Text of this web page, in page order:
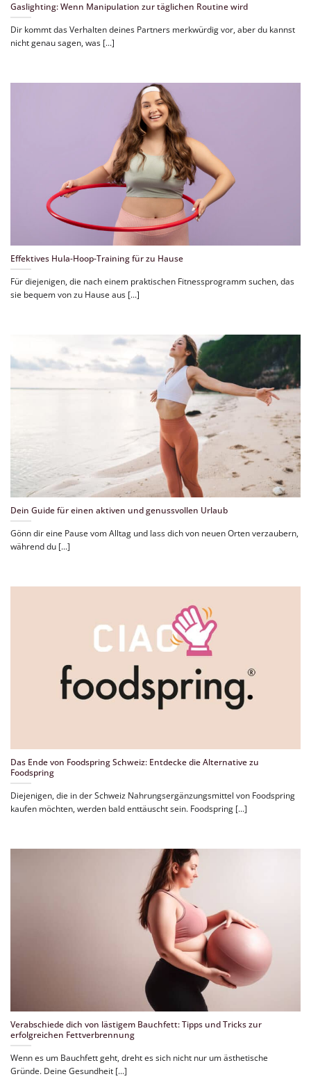
Gaslighting: Wenn Manipulation zur täglichen Routine wird
Dir kommt das Verhalten deines Partners merkwürdig vor, aber du kannst
nicht genau sagen, was [...]
Effektives Hula-Hoop-Training für zu Hause
Für diejenigen, die nach einem praktischen Fitnessprogramm suchen, das
sie bequem von zu Hause aus [...]
Dein Guide für einen aktiven und genussvollen Urlaub
Gönn dir eine Pause vom Alltag und lass dich von neuen Orten verzaubern,
während du [...]
Das Ende von Foodspring Schweiz: Entdecke die Alternative zu
Foodspring
Diejenigen, die in der Schweiz Nahrungsergänzungsmittel von Foodspring
kaufen möchten, werden bald enttäuscht sein. Foodspring [...]
Verabschiede dich von lästigem Bauchfett: Tipps und Tricks zur
erfolgreichen Fettverbrennung
Wenn es um Bauchfett geht, dreht es sich nicht nur um ästhetische
Gründe. Deine Gesundheit [...]